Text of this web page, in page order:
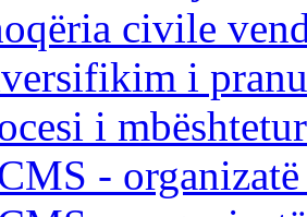
civile
i
i
-